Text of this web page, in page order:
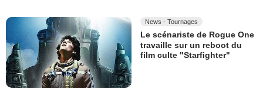
News - Tournages
Le scénariste de Rogue One
travaille sur un reboot du
film culte "Starfighter"